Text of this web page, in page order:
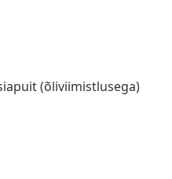
(õliviimistlusega)